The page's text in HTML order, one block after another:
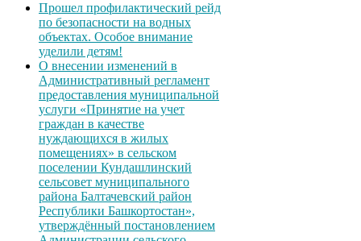
Прошел профилактический рейд
по безопасности на водных
объектах. Особое внимание
уделили детям!
О внесении изменений в
Административный регламент
предоставления муниципальной
услуги «Принятие на учет
граждан в качестве
нуждающихся в жилых
помещениях» в сельском
поселении Кундашлинский
сельсовет муниципального
района Балтачевский район
Республики Башкортостан»,
утверждённый постановлением